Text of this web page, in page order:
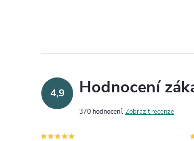
4,9 Hodnocení
370 hodnocení Zobrazit recenze